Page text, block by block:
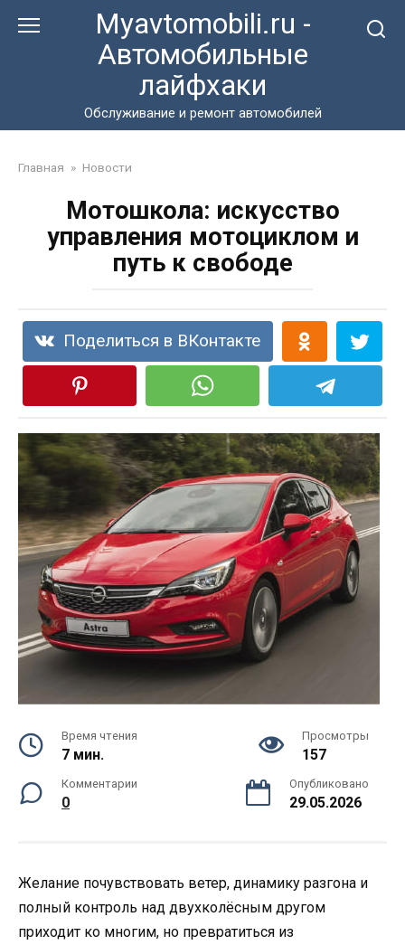
Myavtomobili.ru -
Автомобильные
лайфхаки
Обслуживание и ремонт автомобилей
Главная » Новости
Мотошкола: искусство
управления мотоциклом и
путь к свободе
Поделиться в ВКонтакте
Время чтения
7 мин.
Просмотры
157
Комментарии
0
Опубликовано
29.05.2026
Желание почувствовать ветер, динамику разгона и
полный контроль над двухколёсным другом
приходит ко многим, но превратиться из